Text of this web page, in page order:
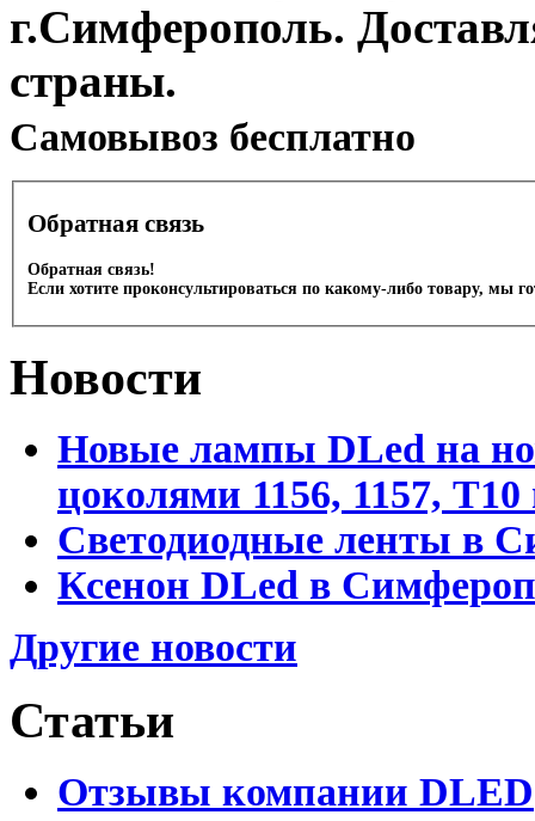
г.Симферополь.
страны.
Cамовывоз бесплатно
Обратная связь
Обратная связь!
Если хотите проконсультироваться по какому-либо товару, мы
Новости
Новые лампы DLed на
цоколями 1156, 1157,
Светодиодные ленты в
Ксенон DLed в
Другие новости
Статьи
Отзывы компании DLED